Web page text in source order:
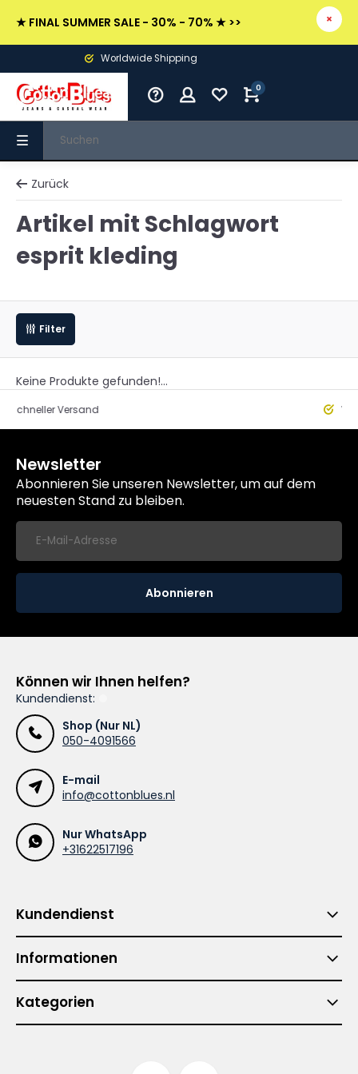
★ FINAL SUMMER SALE - 30% - 70% ★ >>
Worldwide Shipping
0
Zurück
Artikel mit Schlagwort
esprit kleding
Filter
Keine Produkte gefunden!...
Versand
Newsletter
Abonnieren Sie unseren Newsletter, um auf dem
neuesten Stand zu bleiben.
Abonnieren
Können wir Ihnen helfen?
Kundendienst:
Shop (Nur NL)
050-4091566
E-mail
info@cottonblues.nl
Nur WhatsApp
+31622517196
Kundendienst
Informationen
Kategorien